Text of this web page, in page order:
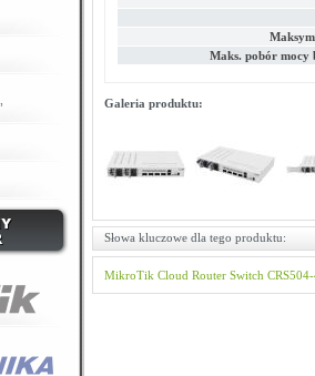
Maks. pobór mocy
Galeria produktu:
Słowa kluczowe dla tego produktu:
MikroTik Cloud Router Switch